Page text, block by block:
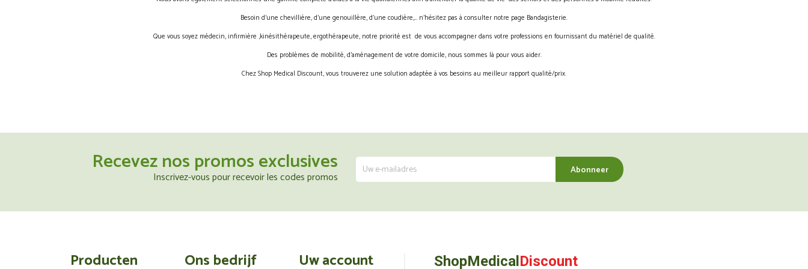
Besoin d’une chevillière, d’une genouillère, d’une coudière,… n’hésitez pas à consulter notre page Bandagisterie.
Que vous soyez médecin, infirmière ,kinésithérapeute, ergothérapeute, notre priorité est de vous accompagner dans votre professions en fournissant du matériel de qualité.
Des problèmes de mobilité, d’aménagement de votre domicile, nous sommes là pour vous aider.
Chez Shop Medical Discount, vous trouverez une solution adaptée à vos besoins au meilleur rapport qualité/prix.
Recevez nos promos exclusives
Inscrivez-vous pour recevoir les codes promos
Producten Ons bedrijf Uw account ShopMedical Discount